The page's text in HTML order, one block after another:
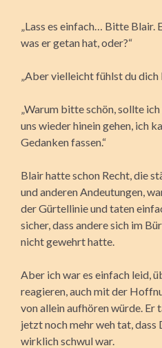
„Lass es einfach… Bitte Blair.
was er getan hat, oder?“
„Aber vielleicht fühlst du
„Warum bitte schön, sollte
uns wieder hinein gehen, ich
Gedanken fassen.“
Blair hatte schon Recht, die
und anderen Andeutungen,
der Gürtellinie und taten
sicher, dass andere sich im
nicht gewehrt hatte.
Aber ich war es einfach leid,
reagieren, auch mit der
von allein aufhören würde. Er
jetzt noch mehr weh tat,
wirklich schwul war.